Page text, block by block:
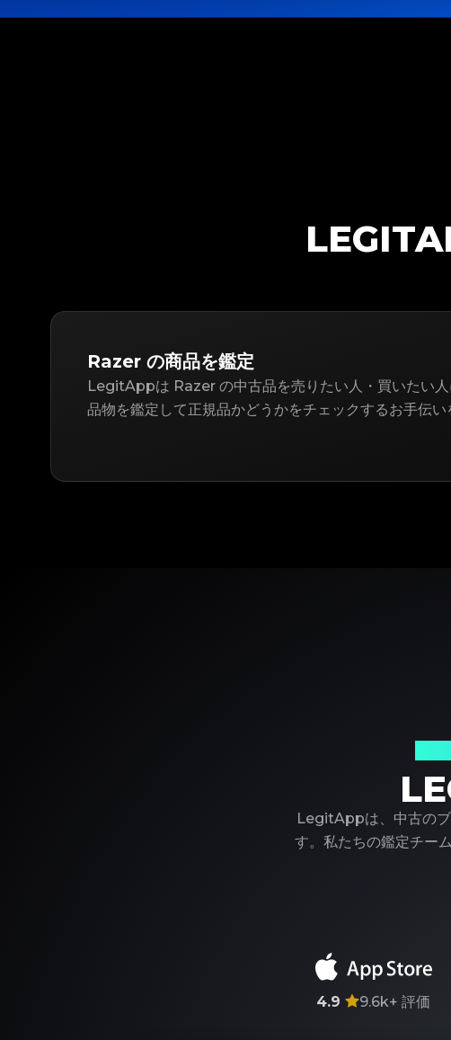
Razer の商品を鑑定
LegitAppは Razer の中古品を売りたい人・買いたい人
品物を鑑定して正規品かどうかをチェックするお手伝い
LegitAppは、中古のブ
す。私たちの鑑定チー
4.9 9.6k+ 評価